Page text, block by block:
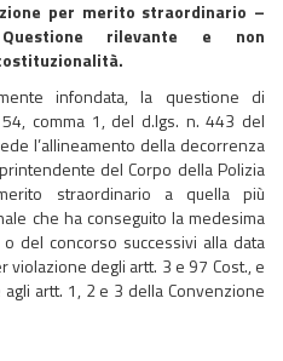
per merito straordinario –
rilevante e non
infondata, la questione di
comma 1, del d.lgs. n. 443 del
l’allineamento della decorrenza
del Corpo della Polizia
straordinario a quella più
che ha conseguito la medesima
del concorso successivi alla data
degli artt. 3 e 97 Cost., e
artt. 1, 2 e 3 della Convenzione